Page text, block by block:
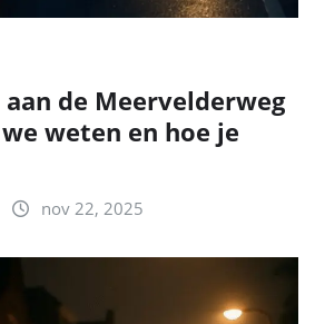
de Meervelderweg
weten en hoe je
nov 22, 2025